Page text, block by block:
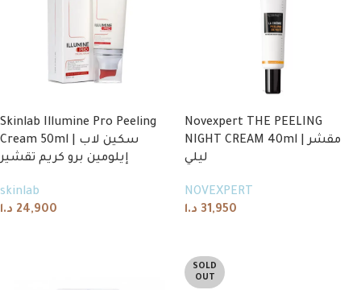
Skinlab Illumine Pro Peeling
Cream 50ml | سكين لاب
إيلومين برو كريم تقشير
skinlab
24,900 د.ا
Novexpert THE PEELING
NIGHT CREAM 40ml | مقشر
ليلي
NOVEXPERT
31,950 د.ا
SOLD
OUT